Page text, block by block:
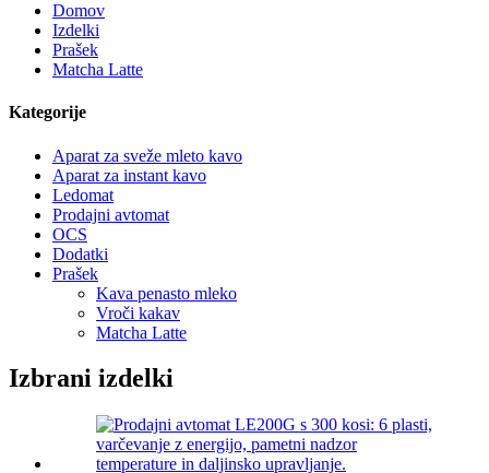
Domov
Izdelki
Prašek
Matcha Latte
Kategorije
Aparat za sveže mleto kavo
Aparat za instant kavo
Ledomat
Prodajni avtomat
OCS
Dodatki
Prašek
Kava penasto mleko
Vroči kakav
Matcha Latte
Izbrani izdelki